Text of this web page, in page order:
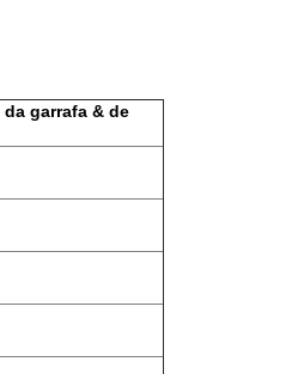
garrafa & de